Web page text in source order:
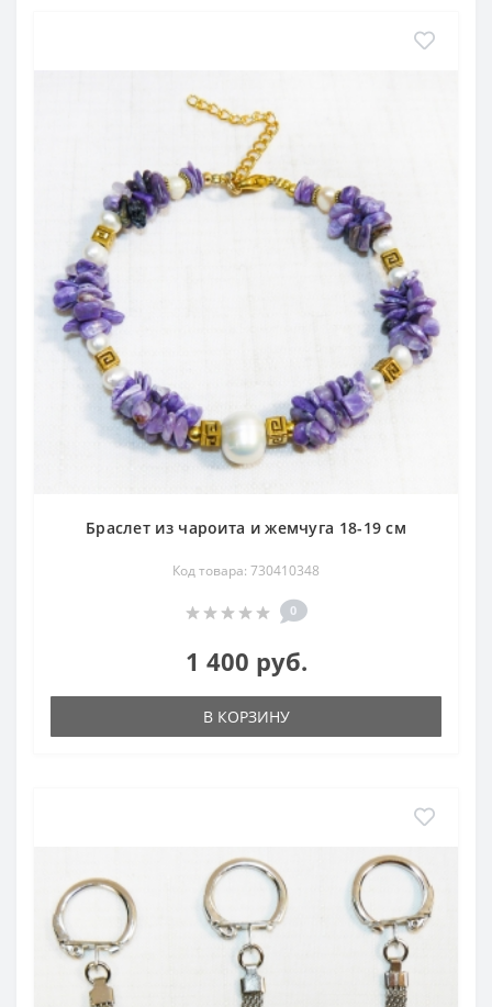
Браслет из чароита и жемчуга 18-19 см
Код товара: 730410348
0
1 400 руб.
В КОРЗИНУ